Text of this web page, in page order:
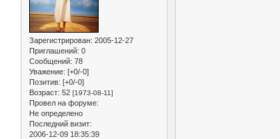
Зарегистрирован: 2005-12-27
Приглашений: 0
Сообщений: 78
Уважение: [+0/-0]
Позитив: [+0/-0]
Возраст: 52 [1973-08-11]
Провел на форуме:
Не определено
Последний визит:
2006-12-09 18:35:39